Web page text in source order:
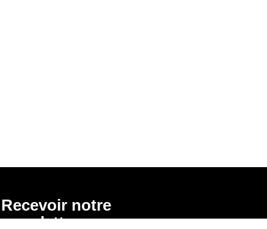
Recevoir notre
newsletter